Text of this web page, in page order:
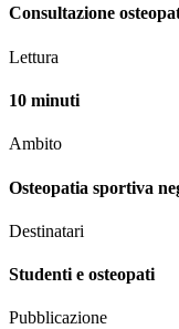
Consultazione
Lettura
10 minuti
Ambito
Osteopatia sportiva
Destinatari
Studenti e osteopati
Pubblicazione